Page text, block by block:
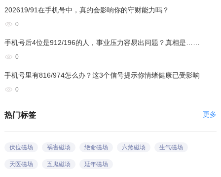
202619/91在手机号中，真的会影响你的守财能力吗？
0
手机号后4位是912/196的人，事业压力容易出问题？真相是……
0
手机号里有816/974怎么办？这3个信号提示你情绪健康已受影响
0
更多
热门标签
伏位磁场 祸害磁场 绝命磁场 六煞磁场 生气磁场
天医磁场 五鬼磁场 延年磁场